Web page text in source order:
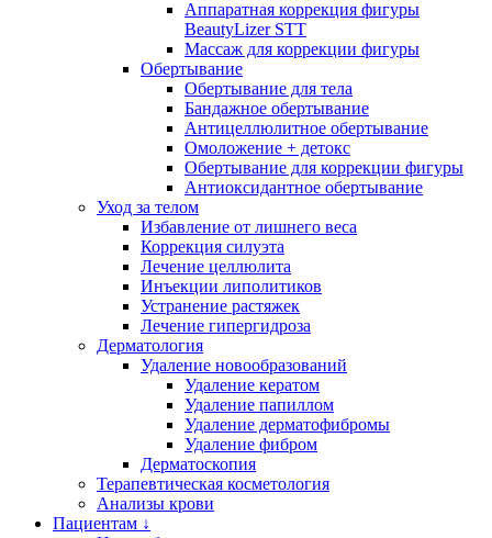
Аппаратная коррекция фигуры
BeautyLizer STT
Массаж для коррекции фигуры
Обертывание
Обертывание для тела
Бандажное обертывание
Антицеллюлитное обертывание
Омоложение + детокс
Обертывание для коррекции фигуры
Антиоксидантное обертывание
Уход за телом
Избавление от лишнего веса
Коррекция силуэта
Лечение целлюлита
Инъекции липолитиков
Устранение растяжек
Лечение гипергидроза
Дерматология
Удаление новообразований
Удаление кератом
Удаление папиллом
Удаление дерматофибромы
Удаление фибром
Дерматоскопия
Терапевтическая косметология
Анализы крови
Пациентам ↓